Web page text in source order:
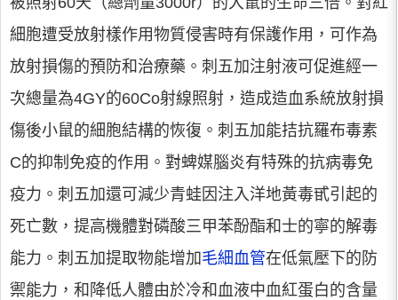
細胞遭受放射樣作用物質侵害時有保護作用，可作為
放射損傷的預防和治療藥。刺五加注射液可促進經一
次總量為4GY的60Co射線照射，造成造血系統放射損
傷後小鼠的細胞結構的恢復。刺五加能拮抗羅布毒素
C的抑制免疫的作用。對蜱媒腦炎有特殊的抗病毒免
疫力。刺五加還可減少青蛙因注入洋地黃毒甙引起的
死亡數，提高機體對磷酸三甲苯酚酯和士的寧的解毒
能力。刺五加提取物能增加 毛細血管在低氣壓下的防
禦能力，和降低人體由於冷和血液中血紅蛋白的含量